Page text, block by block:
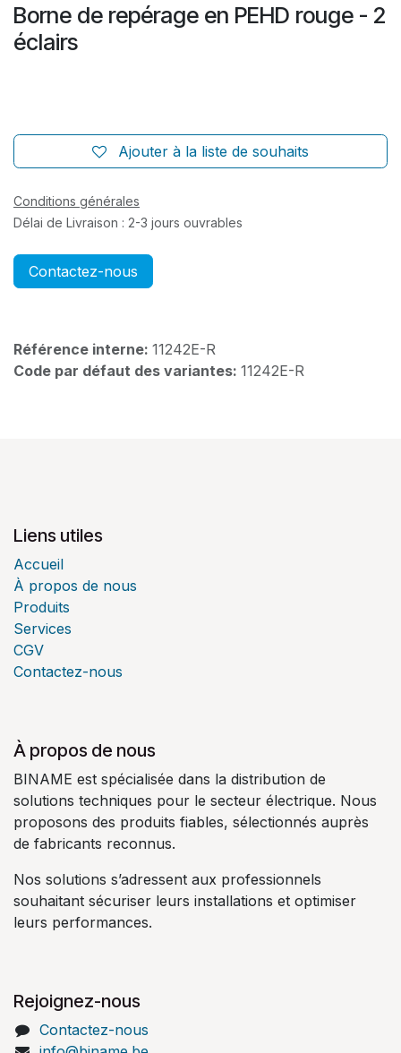
Borne de repérage en PEHD rouge - 2
éclairs
Ajouter à la liste de souhaits
Conditions générales
Délai de Livraison : 2-3 jours ouvrables
Contactez-nous
Référence interne: 11242E-R
Code par défaut des variantes: 11242E-R
Liens utiles
Accueil
À propos de nous
Produits
Services
CGV
Contactez-nous
À propos de nous
BINAME est spécialisée dans la distribution de
solutions techniques pour le secteur électrique. Nous
proposons des produits fiables, sélectionnés auprès
de fabricants reconnus.
Nos solutions s’adressent aux professionnels
souhaitant sécuriser leurs installations et optimiser
leurs performances.
Rejoignez-nous
Contactez-nous